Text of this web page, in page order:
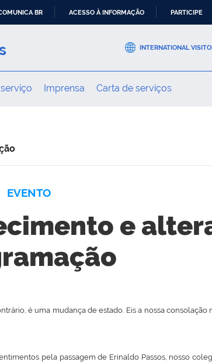
CONTEÚDO
BR ACESSO À INFORMAÇÃO PARTICIPE
INTERNATIONAL
Imprensa Carta de serviços
EVENTO
e
é uma mudança de estado. Eis a nossa
pela passagem de Erinaldo Passos, nosso